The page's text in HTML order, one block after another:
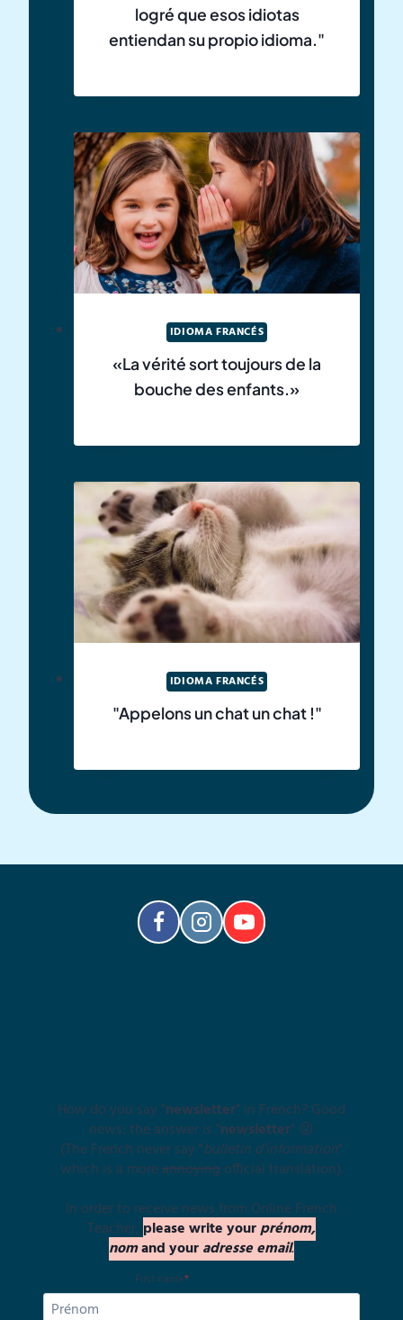
logré que esos idiotas
entiendan su propio idioma."
IDIOMA FRANCÉS
«La vérité sort toujours de la
bouche des enfants.»
IDIOMA FRANCÉS
"Appelons un chat un chat !"
How do you say "newsletter" in French? Good
news: the answer is "newsletter" 😜
(The French never say "bulletin d’information"
which is a moreannoying official translation).
In order to receive news from Online French
Teacher, please write yourprénom,
nomand youradresse email.
First name*